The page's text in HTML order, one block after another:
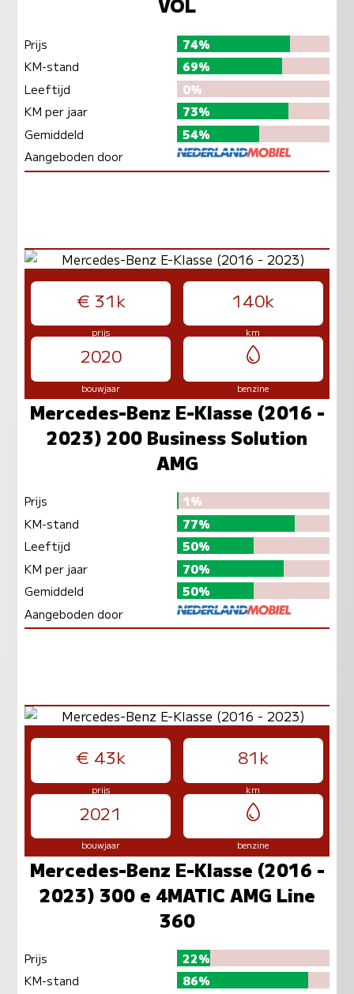
Prijs
74%
KM-stand
69%
Leeftijd
0%
KM per jaar
73%
Gemiddeld
54%
Aangeboden door
€ 31k 140k
prijs km
2020
bouwjaar benzine
Mercedes-Benz E-Klasse (2016 -
2023) 200 Business Solution
AMG
Prijs
1%
KM-stand
77%
Leeftijd
50%
KM per jaar
70%
Gemiddeld
50%
Aangeboden door
€ 43k 81k
prijs km
2021
bouwjaar benzine
Mercedes-Benz E-Klasse (2016 -
2023) 300 e 4MATIC AMG Line
360
Prijs
22%
KM-stand
86%